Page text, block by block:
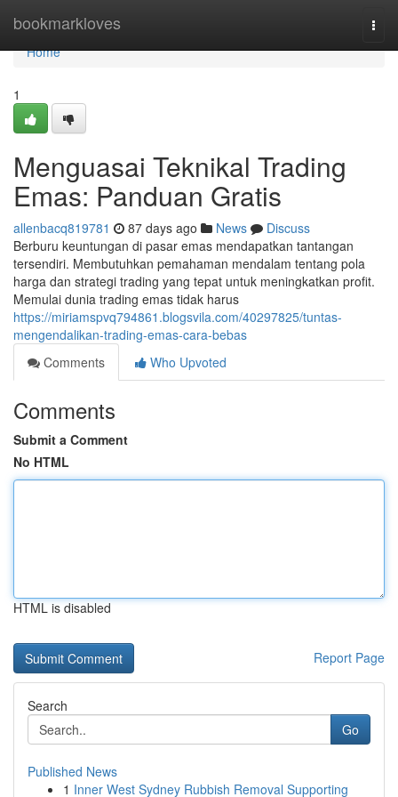
bookmarkloves
Home
Home
1
Menguasai Teknikal Trading
Emas: Panduan Gratis
allenbacq819781 87 days ago News
Discuss
Berburu keuntungan di pasar emas mendapatkan tantangan
tersendiri. Membutuhkan pemahaman mendalam tentang pola
harga dan strategi trading yang tepat untuk meningkatkan profit.
Memulai dunia trading emas tidak harus
https://miriamspvq794861.blogsvila.com/40297825/tuntas-
mengendalikan-trading-emas-cara-bebas
Comments
Who Upvoted
Comments
Submit a Comment
No HTML
HTML is disabled
Report Page
Search
Go
Published News
1 Inner West Sydney Rubbish Removal Supporting